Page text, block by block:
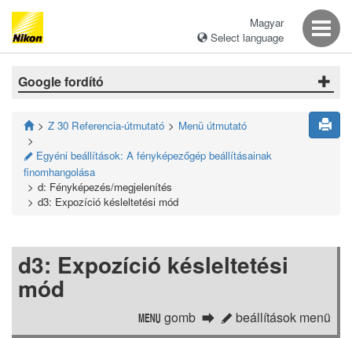
Magyar
Select language
Google fordító
Z 30 Referencia-útmutató Menü útmutató
A Egyéni beállítások: A fényképezőgép beállításainak
finomhangolása
d: Fényképezés/megjelenítés
d3: Expozíció késleltetési mód
d3: Expozíció késleltetési
mód
G gomb A beállítások menü